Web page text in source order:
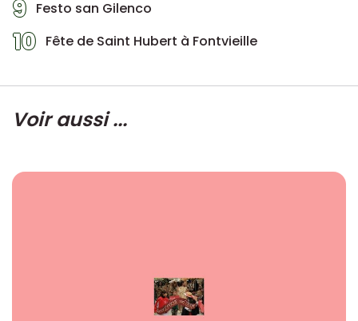
9 Festo san Gilenco
10 Fête de Saint Hubert à Fontvieille
Voir aussi ...